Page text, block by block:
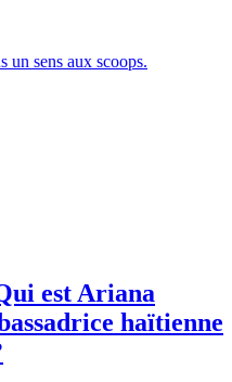
est Ariana
haïtienne